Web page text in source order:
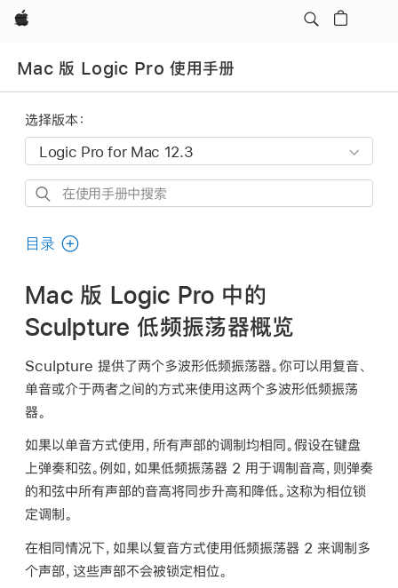
Apple
Mac 版 Logic Pro 使用手册
选择版本：
在
用
册
中
搜
目录
Mac 版 Logic Pro 中的
Sculpture 低频振荡器概览
Sculpture 提供了两个多波形低频振荡器。你可以用复音、
单音或介于两者之间的方式来使用这两个多波形低频振荡
器。
如果以单音方式使用，所有声部的调制均相同。假设在键盘
上弹奏和弦。例如，如果低频振荡器 2 用于调制音高，则弹奏
的和弦中所有声部的音高将同步升高和降低。这称为相位锁
定调制。
在相同情况下，如果以复音方式使用低频振荡器 2 来调制多
个声部，这些声部不会被锁定相位。